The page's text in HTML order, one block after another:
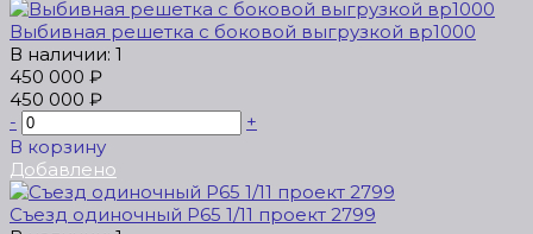
Выбивная решетка с боковой выгрузкой вр1000
В наличии: 1
450 000 ₽
450 000 ₽
-
+
В корзину
Добавлено
Съезд одиночный Р65 1/11 проект 2799